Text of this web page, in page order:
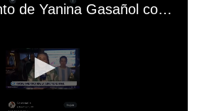
El mal momento de Yanina Gasañol con un hincha argentino en "Subrayado"